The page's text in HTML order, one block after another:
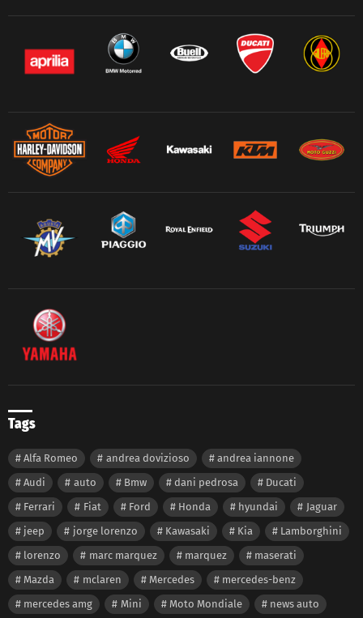
Tags
Alfa Romeo andrea dovizioso
andrea iannone
Audi
auto Bmw dani pedrosa
Ducati
Ferrari
Fiat Ford Honda hyundai
Jaguar
jeep
jorge lorenzo Kawasaki Kia
Lamborghini
lorenzo
marc marquez marquez
maserati
Mazda
mclaren Mercedes
mercedes-benz
mercedes amg
Mini Moto Mondiale
news auto